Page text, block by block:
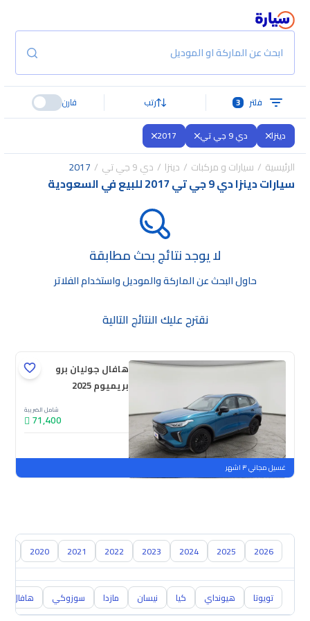
ابحث عن الماركة او الموديل
فلتر 3 رتب قارن
دينزا دي 9 جي تي 2017
الرئيسية سيارات و مركبات دينزا دي 9 جي تي 2017
سيارات دينزا دي 9 جي تي 2017 للبيع في السعودية
لا يوجد نتائج بحث مطابقة
حاول البحث عن الماركة والموديل واستخدام الفلاتر
نقترح عليك النتائج التالية
هافال جوليان برو
بريميوم 2025
شامل الضريبة
71,400
جديدة
ملوحة
غسيل مجاني ٣ اشهر
2026
2025
2024
2023
2022
2021
2020
تويوتا هيونداي كيا نيسان مازدا سوزوكي هافال